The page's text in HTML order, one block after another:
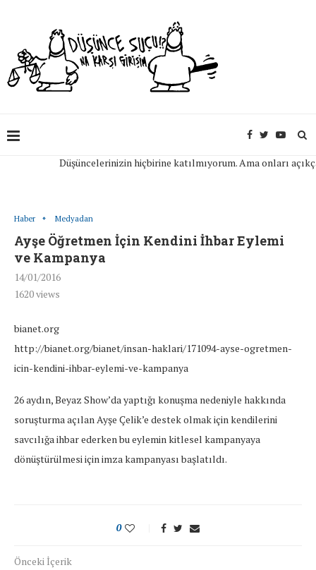
Düşüncelerinizin hiçbirine katılmıyorum. Ama onları açıkça
Haber Medyadan
Ayşe Öğretmen İçin Kendini İhbar Eylemi
ve Kampanya
14/01/2016
1620views
bianet.org
http://bianet.org/bianet/insan-haklari/171094-ayse-ogretmen-
icin-kendini-ihbar-eylemi-ve-kampanya
26 aydın, Beyaz Show’da yaptığı konuşma nedeniyle hakkında
soruşturma açılan Ayşe Çelik’e destek olmak için kendilerini
savcılığa ihbar ederken bu eylemin kitlesel kampanyaya
dönüştürülmesi için imza kampanyası başlatıldı.
0
Önceki İçerik